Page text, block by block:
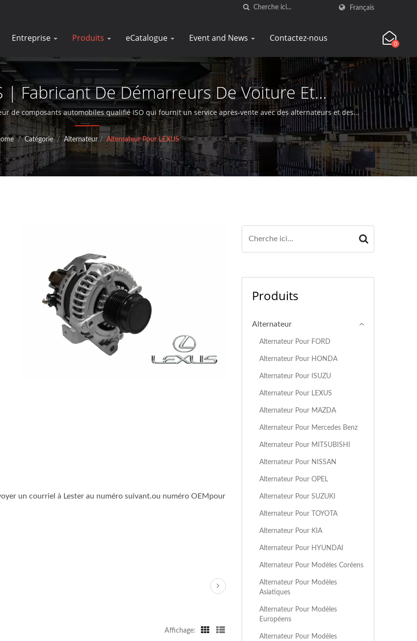
Français
Entreprise Produits eCatalogue Event and News Contactez-nous
0
| Fabricant De Démarreurs De Voiture Et
D'alternateurs | DK
de composants automobiles qualifié ISO qui fournit un service après-vente avec des alternateurs et des
moteurs de démarreur depuis plus de 30 ans.
/ Catégorie / Alternateur / Alternateur Pour LEXUS
un courriel à Lester au numéro suivant.ou numéro OEMpour
Affichage:
Produits
Alternateur
Alternateur Pour FORD
Alternateur Pour HONDA
Alternateur Pour ISUZU
Alternateur Pour LEXUS
Alternateur Pour MAZDA
Alternateur Pour Mercedes Benz
Alternateur Pour MITSUBISHI
Alternateur Pour NISSAN
Alternateur Pour OPEL
Alternateur Pour SUZUKI
Alternateur Pour TOYOTA
Alternateur Pour KIA
Alternateur Pour HYUNDAI
Alternateur Pour Modèles Coréens
Alternateur Pour Modèles
Asiatiques
Alternateur Pour Modèles
Européens
Alternateur Pour Modèles